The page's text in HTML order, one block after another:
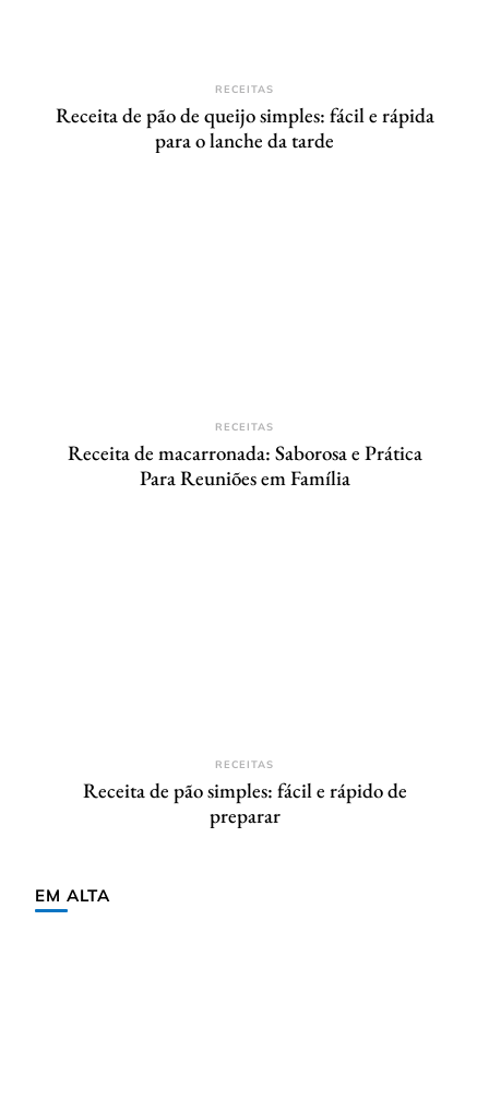
RECEITAS
Receita de pão de queijo simples: fácil e rápida
para o lanche da tarde
RECEITAS
Receita de macarronada: Saborosa e Prática
Para Reuniões em Família
RECEITAS
Receita de pão simples: fácil e rápido de
preparar
EM ALTA